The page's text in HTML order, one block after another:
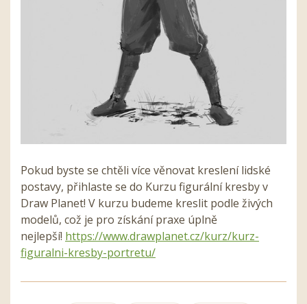
Pokud byste se chtěli více věnovat kreslení lidské
postavy, přihlaste se do Kurzu figurální kresby v
Draw Planet! V kurzu budeme kreslit podle živých
modelů, což je pro získání praxe úplně
nejlepší! https://www.drawplanet.cz/kurz/kurz-
figuralni-kresby-portretu/